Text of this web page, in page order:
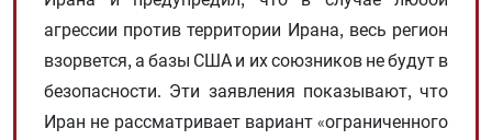
агрессии против территории Ирана, весь регион
взорвется, а базы США и их союзников не будут в
безопасности. Эти заявления показывают, что
Иран не рассматривает вариант «ограниченного